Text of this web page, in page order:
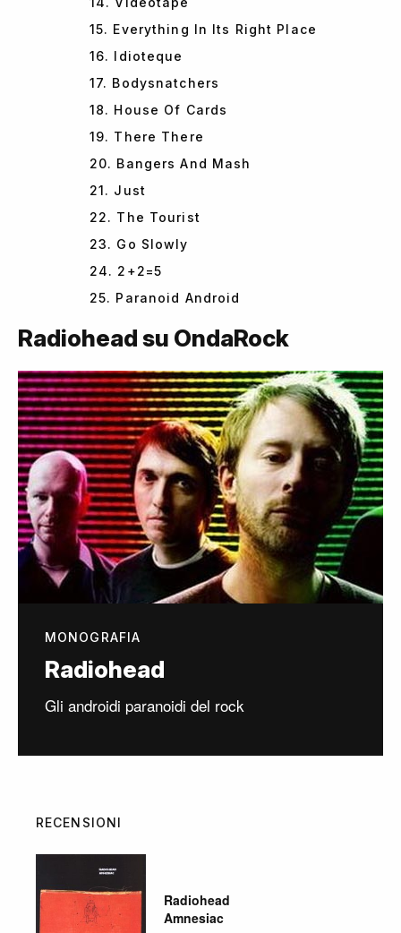
15. Everything In Its Right Place
16. Idioteque
17. Bodysnatchers
18. House Of Cards
19. There There
20. Bangers And Mash
21. Just
22. The Tourist
23. Go Slowly
24. 2+2=5
25. Paranoid Android
Radiohead su OndaRock
MONOGRAFIA
Radiohead
Gli androidi paranoidi del rock
RECENSIONI
Radiohead
Amnesiac